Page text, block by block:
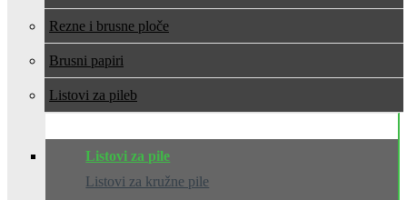
Rezne i brusne ploče
Brusni papiri
Listovi za pile
Listovi za pile
Listovi za kružne pile